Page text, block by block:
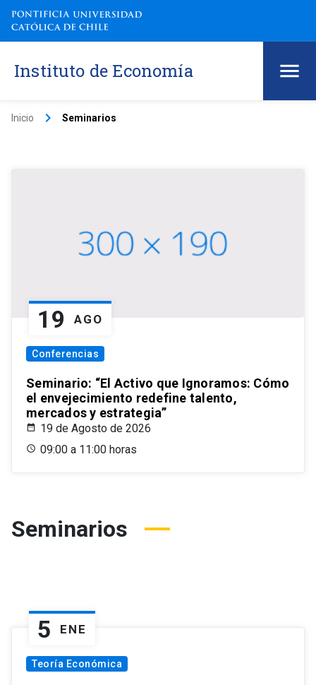
Instituto de Economía
Inicio keyboard_arrow_right Seminarios
19 AGO
Conferencias
Seminario: “El Activo que Ignoramos: Cómo
el envejecimiento redefine talento,
mercados y estrategia”
19 de Agosto de 2026
09:00 a 11:00 horas
Seminarios
5 ENE
Teoría Económica